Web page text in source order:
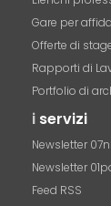
Gare per
Offerte di
Rapporti di
Portfolio di
i servizi
Newsletter 07nl
Newsletter
Feed RSS